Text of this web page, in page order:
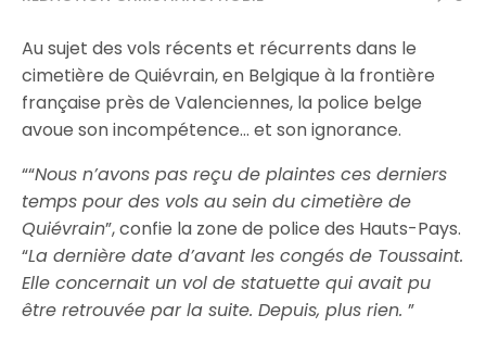
Au sujet des vols récents et récurrents dans le
cimetière de Quiévrain, en Belgique à la frontière
française près de Valenciennes, la police belge
avoue son incompétence… et son ignorance.
““Nous n’avons pas reçu de plaintes ces derniers
temps pour des vols au sein du cimetière de
Quiévrain”, confie la zone de police des Hauts-Pays.
“La dernière date d’avant les congés de Toussaint.
Elle concernait un vol de statuette qui avait pu
être retrouvée par la suite. Depuis, plus rien.”